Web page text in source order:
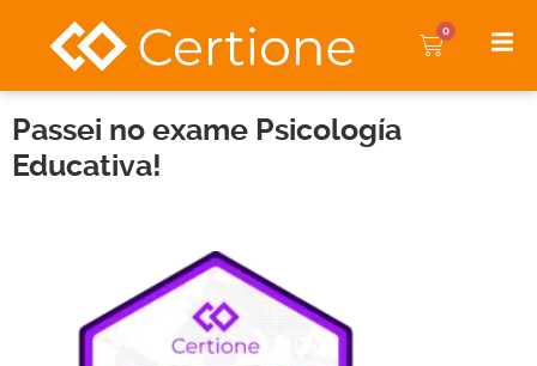
0
Passei no exame Psicología
Educativa!